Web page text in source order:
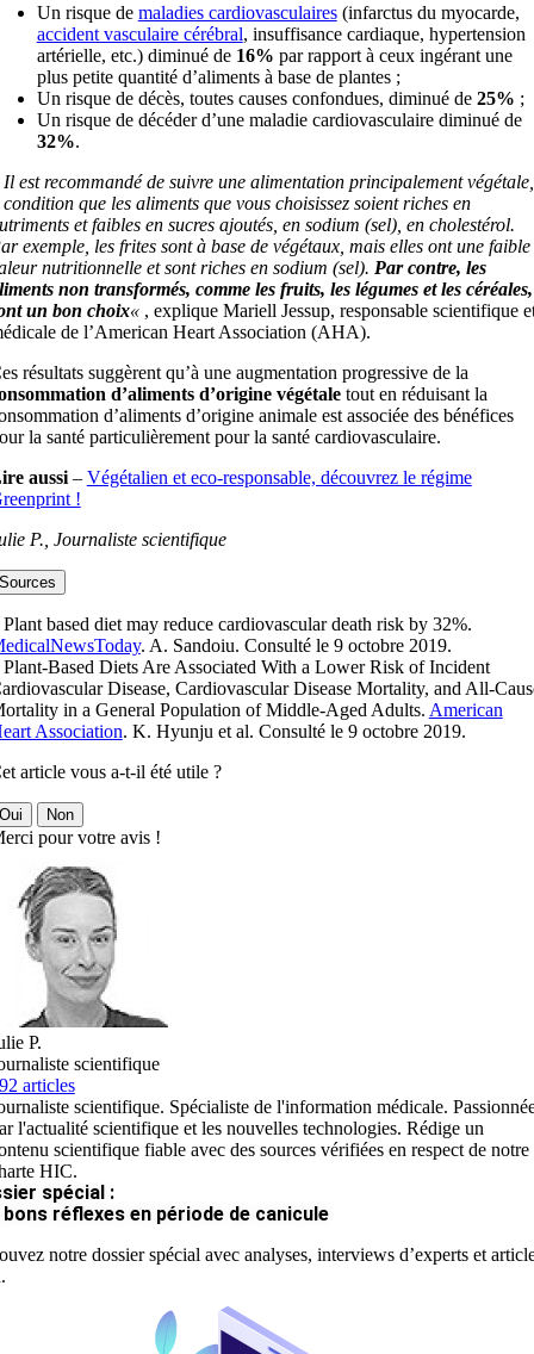
Un risque de maladies cardiovasculaires(infarctus du myocarde,
accident vasculaire cérébral, insuffisance cardiaque, hypertension
artérielle, etc.) diminué de 16% par rapport à ceux ingérant une
plus petite quantité d’aliments à base de plantes ;
Un risque de décès, toutes causes confondues, diminué de 25% ;
Un risque de décéder d’une maladie cardiovasculaire diminué de
32%.
est recommandé de suivre une alimentation principalement végétale,
que les aliments que vous choisissez soient riches en
et faibles en sucres ajoutés, en sodium (sel), en cholestérol.
exemple, les frites sont à base de végétaux, mais elles ont une faible
nutritionnelle et sont riches en sodium (sel). Par contre, les
non transformés, comme les fruits, les légumes et les céréales,
un bon choix« , explique Mariell Jessup, responsable scientifique
de l’American Heart Association (AHA).
résultats suggèrent qu’à une augmentation progressive de la
d’aliments d’origine végétaletout en réduisant la
d’aliments d’origine animale est associée des bénéfices
la santé particulièrement pour la santé cardiovasculaire.
aussi– Végétalien et eco-responsable, découvrez le régime
!
P., Journaliste scientifique
based diet may reduce cardiovascular death risk by 32%.
. A. Sandoiu. Consulté le 9 octobre 2019.
Diets Are Associated With a Lower Risk of Incident
Disease, Cardiovascular Disease Mortality, and
in a General Population of Middle‐Aged Adults. American
Association. K. Hyunju et al. Consulté le 9 octobre 2019.
article vous a-t-il été utile ?
Non
pour votre avis !
P.
scientifique
articles
scientifique. Spécialiste de l'information médicale.
l'actualité scientifique et les nouvelles technologies. Rédige un
scientifique fiable avec des sources vérifiées en respect de notre
HIC.
spécial :
bons réflexes en période de canicule
notre dossier spécial avec analyses, interviews d’experts et